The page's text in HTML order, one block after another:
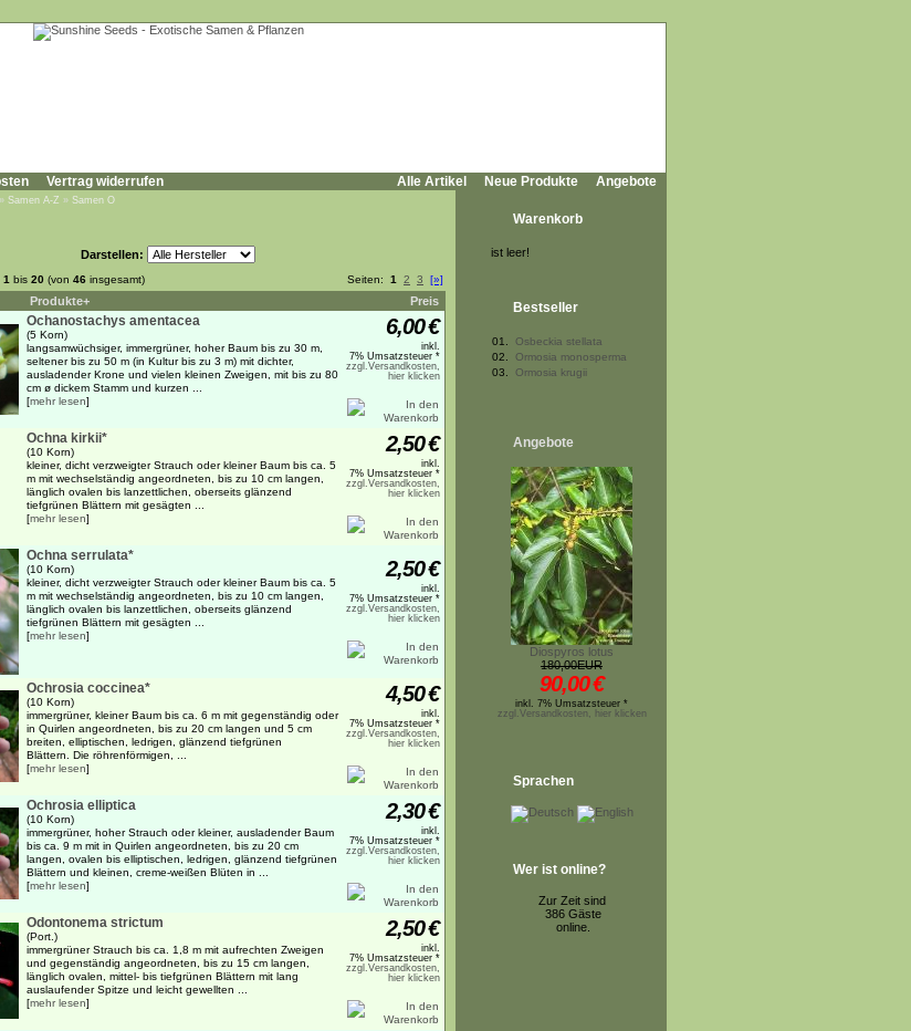
Vertrag widerrufen Alle Artikel Neue Produkte Angebote
» Samen A-Z » Samen O
Darstellen:
1 bis 20 (von 46 insgesamt) Seiten: 1 2 3 [»]
Produkte+ Preis
Ochanostachys amentacea
(5 Korn)
langsamwüchsiger, immergrüner, hoher Baum bis zu 30 m,
seltener bis zu 50 m (in Kultur bis zu 3 m) mit dichter,
ausladender Krone und vielen kleinen Zweigen, mit bis zu 80
cm ø dickem Stamm und kurzen ...
[mehr lesen]
6,00€
inkl.
7% Umsatzsteuer *
zzgl.Versandkosten,
hier klicken
Ochna kirkii*
(10 Korn)
kleiner, dicht verzweigter Strauch oder kleiner Baum bis ca. 5
m mit wechselständig angeordneten, bis zu 10 cm langen,
länglich ovalen bis lanzettlichen, oberseits glänzend
tiefgrünen Blättern mit gesägten ...
[mehr lesen]
2,50€
inkl.
7% Umsatzsteuer *
zzgl.Versandkosten,
hier klicken
Ochna serrulata*
(10 Korn)
kleiner, dicht verzweigter Strauch oder kleiner Baum bis ca. 5
m mit wechselständig angeordneten, bis zu 10 cm langen,
länglich ovalen bis lanzettlichen, oberseits glänzend
tiefgrünen Blättern mit gesägten ...
[mehr lesen]
2,50€
inkl.
7% Umsatzsteuer *
zzgl.Versandkosten,
hier klicken
Ochrosia coccinea*
(10 Korn)
immergrüner, kleiner Baum bis ca. 6 m mit gegenständig oder
in Quirlen angeordneten, bis zu 20 cm langen und 5 cm
breiten, elliptischen, ledrigen, glänzend tiefgrünen
Blättern. Die röhrenförmigen, ...
[mehr lesen]
4,50€
inkl.
7% Umsatzsteuer *
zzgl.Versandkosten,
hier klicken
Ochrosia elliptica
(10 Korn)
immergrüner, hoher Strauch oder kleiner, ausladender Baum
bis ca. 9 m mit in Quirlen angeordneten, bis zu 20 cm
langen, ovalen bis elliptischen, ledrigen, glänzend tiefgrünen
Blättern und kleinen, creme-weißen Blüten in ...
[mehr lesen]
2,30€
inkl.
7% Umsatzsteuer *
zzgl.Versandkosten,
hier klicken
Odontonema strictum
(Port.)
immergrüner Strauch bis ca. 1,8 m mit aufrechten Zweigen
und gegenständig angeordneten, bis zu 15 cm langen,
länglich ovalen, mittel- bis tiefgrünen Blättern mit lang
auslaufender Spitze und leicht gewellten ...
[mehr lesen]
2,50€
inkl.
7% Umsatzsteuer *
zzgl.Versandkosten,
hier klicken
Warenkorb
ist leer!
Bestseller
01.
Osbeckia stellata
02.
Ormosia monosperma
03.
Ormosia krugii
Angebote
Diospyros lotus
180,00EUR
90,00€
inkl. 7% Umsatzsteuer *
zzgl.Versandkosten, hier klicken
Sprachen
Wer ist online?
Zur Zeit sind
386 Gäste
online.